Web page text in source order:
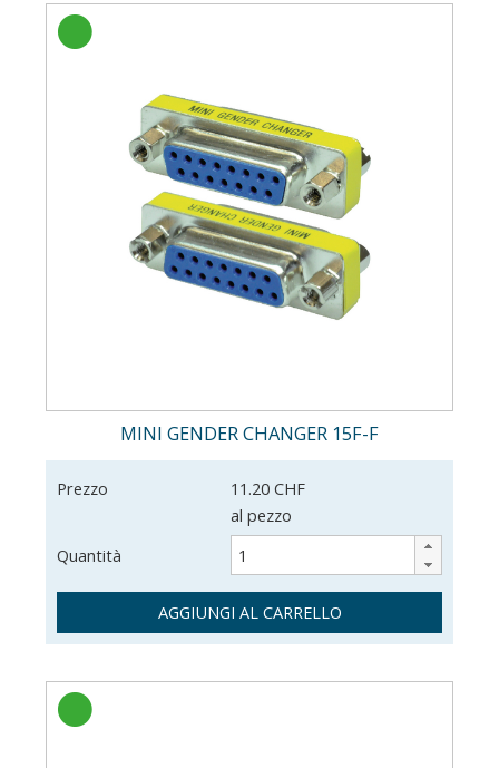
MINI GENDER CHANGER 15F-F
Prezzo
11.20 CHF
al pezzo
Quantità
AGGIUNGI AL CARRELLO